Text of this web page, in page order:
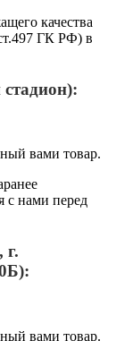
качества
ГК РФ) в
вами товар.
с нами перед
г.
вами товар.